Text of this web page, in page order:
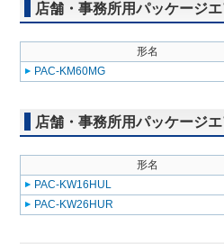
店舗・事務所用パッケージ
形名
PAC-KM60MG
店舗・事務所用パッケージ
形名
PAC-KW16HUL
PAC-KW26HUR